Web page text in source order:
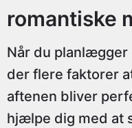
romantiske
Når du planlægger
der flere faktorer
aftenen bliver
hjælpe dig med at